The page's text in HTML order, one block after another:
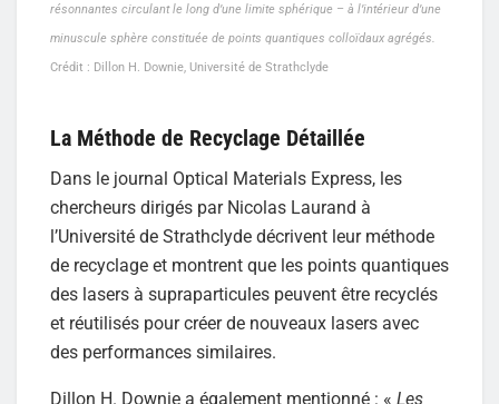
résonnantes circulant le long d’une limite sphérique – à l’intérieur d’une
minuscule sphère constituée de points quantiques colloïdaux agrégés.
Crédit : Dillon H. Downie, Université de Strathclyde
La Méthode de Recyclage Détaillée
Dans le journal Optical Materials Express, les
chercheurs dirigés par Nicolas Laurand à
l’Université de Strathclyde décrivent leur méthode
de recyclage et montrent que les points quantiques
des lasers à supraparticules peuvent être recyclés
et réutilisés pour créer de nouveaux lasers avec
des performances similaires.
Dillon H. Downie a également mentionné : « Les